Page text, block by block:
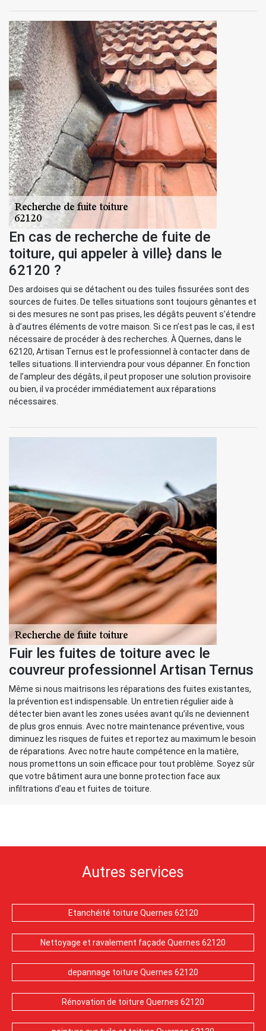
En cas de recherche de fuite de
toiture, qui appeler à ville} dans le
62120 ?
Des ardoises qui se détachent ou des tuiles fissurées sont des
sources de fuites. De telles situations sont toujours gênantes et
si des mesures ne sont pas prises, les dégâts peuvent s’étendre
à d’autres éléments de votre maison. Si ce n’est pas le cas, il est
nécessaire de procéder à des recherches. À Quernes, dans le
62120, Artisan Ternus est le professionnel à contacter dans de
telles situations. Il interviendra pour vous dépanner. En fonction
de l’ampleur des dégâts, il peut proposer une solution provisoire
ou bien, il va procéder immédiatement aux réparations
nécessaires.
Fuir les fuites de toiture avec le
couvreur professionnel Artisan Ternus
Même si nous maitrisons les réparations des fuites existantes,
la prévention est indispensable. Un entretien régulier aide à
détecter bien avant les zones usées avant qu’ils ne deviennent
de plus gros ennuis. Avec notre maintenance préventive, vous
diminuez les risques de fuites et reportez au maximum le besoin
de réparations. Avec notre haute compétence en la matière,
nous promettons un soin efficace pour tout problème. Soyez sûr
que votre bâtiment aura une bonne protection face aux
infiltrations d’eau et fuites de toiture.
Autres services
Etanchéité toiture Quernes 62120
Nettoyage et ravalement façade Quernes 62120
depannage toiture Quernes 62120
Rénovation de toiture Quernes 62120